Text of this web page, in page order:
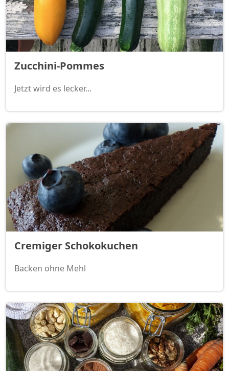
Zucchini-Pommes
Jetzt wird es lecker...
Cremiger Schokokuchen
Backen ohne Mehl